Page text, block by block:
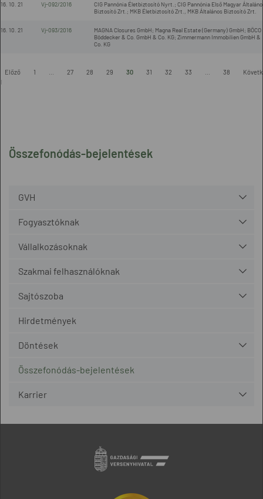
Összefonódás-bejelentések
GVH
Fogyasztóknak
Vállalkozásoknak
Szakmai felhasználóknak
Sajtószoba
Hirdetmények
Döntések
Összefonódás-bejelentések
Karrier
10. 21 Vj-092/2016
CIG Pannónia Életbiztosító Nyrt.; CIG Pannónia Első Magyar
Biztosító Zrt.; MKB Életbiztosító Zrt., MKB Általános Biztosító Zrt.
10. 21 Vj-093/2016
MAGNA Closures GmbH; Magna Real Estate (Germany) GmbH; BÖCO
Böddecker & Co. GmbH & Co. KG; Zimmermann Immobilien GmbH &
Co. KG
Előző 1 27 28 29 30 31 32 33 38